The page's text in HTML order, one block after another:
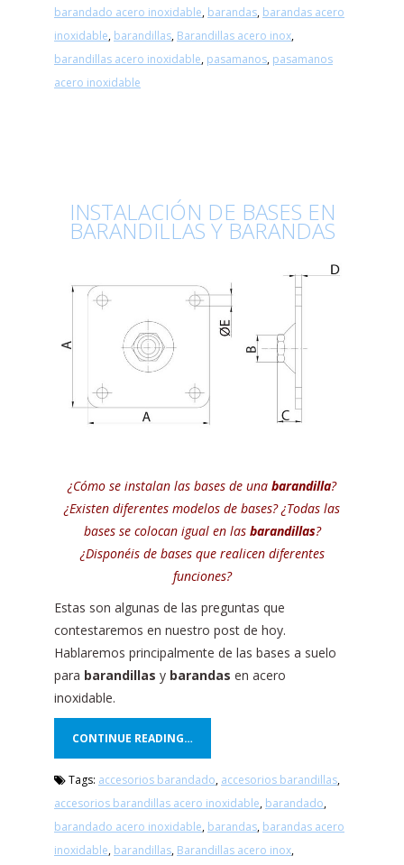
barandado acero inoxidable, barandas, barandas acero
inoxidable, barandillas, Barandillas acero inox,
barandillas acero inoxidable, pasamanos, pasamanos
acero inoxidable
INSTALACIÓN DE BASES EN
BARANDILLAS Y BARANDAS
¿Cómo se instalan las bases de una barandilla?
¿Existen diferentes modelos de bases? ¿Todas las
bases se colocan igual en lasbarandillas?
¿Disponéis de bases que realicen diferentes
funciones?
Estas son algunas de las preguntas que
contestaremos en nuestro post de hoy.
Hablaremos principalmente de las bases a suelo
para barandillas y barandas en acero
inoxidable.
CONTINUE READING…
Tags: accesorios barandado, accesorios barandillas,
accesorios barandillas acero inoxidable, barandado,
barandado acero inoxidable, barandas, barandas acero
inoxidable, barandillas, Barandillas acero inox,